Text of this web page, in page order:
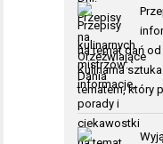
na temat dań
Kulinarna
tematem, który